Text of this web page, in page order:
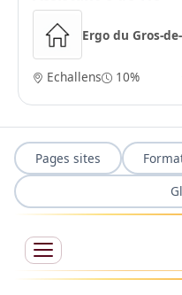
Ergo du Gros-
Echallens 10%
Pages sites